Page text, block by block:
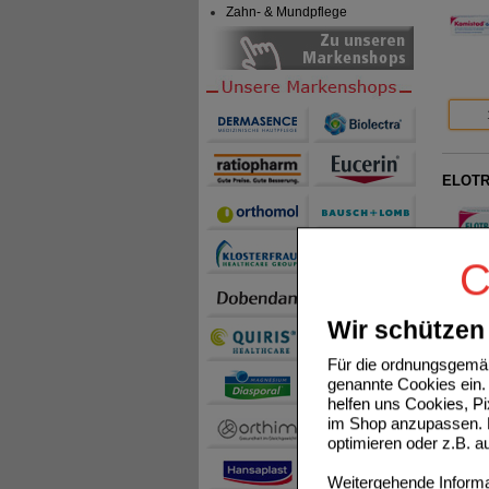
Wir
Für die
genannte Cookies
helfen uns Cookies,
im Shop anzupassen.
optimieren oder z.B.
Weitergehende
Zahn- & Mundpflege